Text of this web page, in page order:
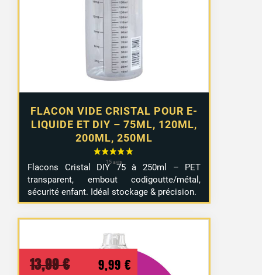
FLACON VIDE CRISTAL POUR E-
LIQUIDE ET DIY – 75ML, 120ML,
200ML, 250ML
2,99 €
à
4,99 €
Flacons Cristal DIY 75 à 250ml – PET
transparent, embout codigoutte/métal,
sécurité enfant. Idéal stockage & précision.
13,99€
Le
9,99 €